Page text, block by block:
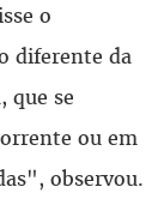
o
diferente da
que se
ou em
observou.